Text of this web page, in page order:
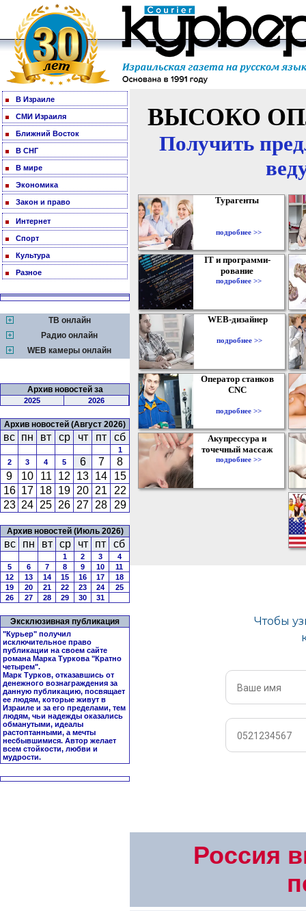
В Израиле
СМИ Израиля
Ближний Восток
В СНГ
В мире
Экономика
Закон и право
Интернет
Спорт
Культура
Разное
ТВ онлайн
Радио онлайн
WEB камеры онлайн
Архив новостей за
2025 2026
Архив новостей (Август 2026)
вс пн вт ср чт пт сб
1
2
3 4 5 6 7
8
9
10 11 12 13 14
15
16 17 18 19 20 21
22
23 24 25 26 27 28 29
Архив новостей (Июль 2026)
вс пн вт ср чт пт сб
1 2 3
4
5
6 7 8 9 10
11
12
13 14 15 16 17
18
19
20 21 22 23 24
25
26
27 28 29 30 31
Эксклюзивная публикация
"Курьер" получил
исключительное право
публикации на своем сайте
романа Марка Туркова "Кратно
четырем".
Марк Турков, отказавшись от
денежного вознаграждения за
данную публикацию, посвящает
ее людям, которые живут в
Израиле и за его пределами, тем
людям, чьи надежды оказались
обманутыми, идеалы
растоптанными, а мечты
несбывшимися. Автор желает
всем стойкости, любви и
мудрости.
ВЫСОКО
Получить
Турагенты
подробнее >>
IT и программи-
рование
подробнее >>
WEB-дизайнер
подробнее >>
Оператор станков
CNC
подробнее >>
Акупрессура и
точечный массаж
подробнее >>
Россия